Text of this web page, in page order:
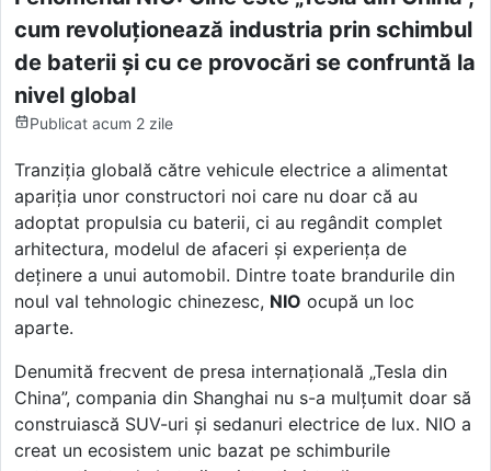
cum revoluționează industria prin schimbul
de baterii și cu ce provocări se confruntă la
nivel global
Publicat acum 2 zile
Tranziția globală către vehicule electrice a alimentat
apariția unor constructori noi care nu doar că au
adoptat propulsia cu baterii, ci au regândit complet
arhitectura, modelul de afaceri și experiența de
deținere a unui automobil. Dintre toate brandurile din
noul val tehnologic chinezesc, NIO ocupă un loc
aparte.
Denumită frecvent de presa internațională „Tesla din
China”, compania din Shanghai nu s-a mulțumit doar să
construiască SUV-uri și sedanuri electrice de lux. NIO a
creat un ecosistem unic bazat pe schimburile